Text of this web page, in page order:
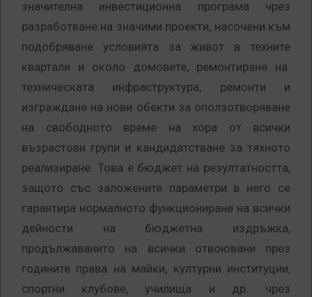
значителна инвестиционна програма чрез
разработване на значими проекти, насочени към
подобряване условията за живот в техните
квартали и около домовете, ремонтиране на
техническата инфраструктура, ремонти и
изграждане на нови обекти за оползотворяване
на свободното време на хора от всички
възрастови групи и кандидатстване за тяхното
реализиране. Това е бюджет на резултатността,
защото със заложените параметри в него се
гарантира нормалното функциониране на всички
дейности на бюджетна издръжка,
продължаванито на всички отвоювани през
годините права на майки, културни институции,
спортни клубове, училища и др. чрез